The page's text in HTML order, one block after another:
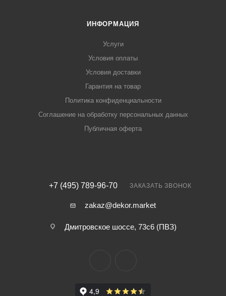
ИНФОРМАЦИЯ
Услуги
Условия оплаты
Условия доставки
Гарантия на товар
Политика конфиденциальности
Соглашение на обработку персональных данных
Публичная оферта
+7 (495) 789-96-70 ЗАКАЗАТЬ ЗВОНОК
zakaz@dekor.market
Дмитровское шоссе, 73с6 (ПВЗ)